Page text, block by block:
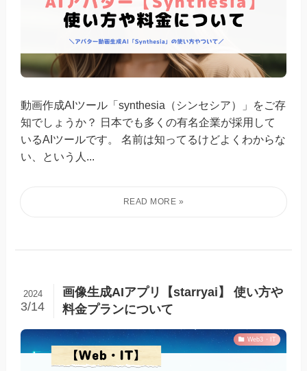
動画作成AIツール「synthesia（シンセシア）」をご存
知でしょうか？ 日本でも多くの有名企業が採用して
いるAIツールです。 名前は知ってるけどよくわからな
い、という人...
画像生成AIアプリ【starryai】 使い方や
料金プランについて
2024
3/14
Web3・IT